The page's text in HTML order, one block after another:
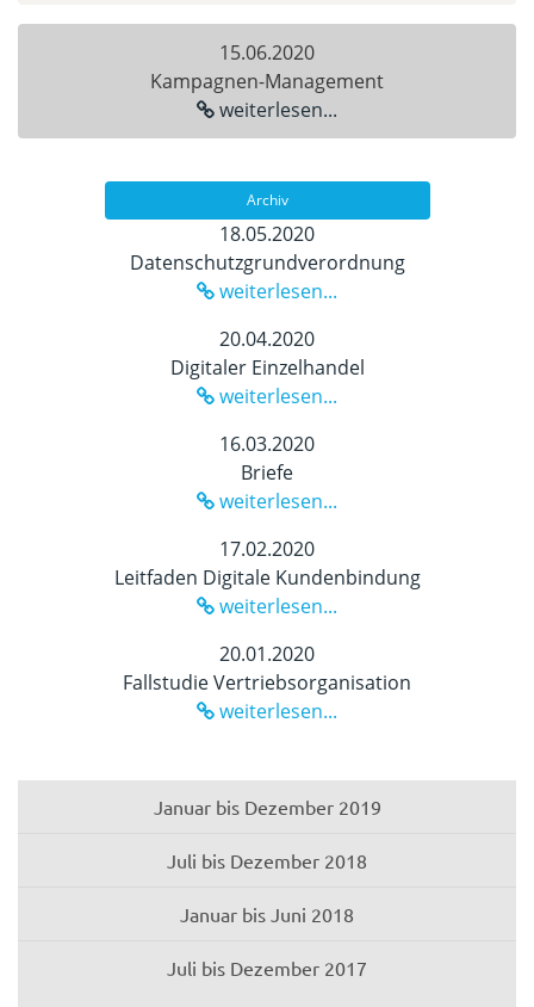
15.06.2020
Kampagnen-Management
weiterlesen...
Archiv
18.05.2020
Datenschutzgrundverordnung
weiterlesen...
20.04.2020
Digitaler Einzelhandel
weiterlesen...
16.03.2020
Briefe
weiterlesen...
17.02.2020
Leitfaden Digitale Kundenbindung
weiterlesen...
20.01.2020
Fallstudie Vertriebsorganisation
weiterlesen...
Januar bis Dezember 2019
Juli bis Dezember 2018
Januar bis Juni 2018
Juli bis Dezember 2017